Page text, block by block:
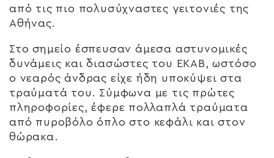
από τις πιο πολυσύχναστες γειτονιές της
Αθήνας.
Στο σημείο έσπευσαν άμεσα αστυνομικές
δυνάμεις και διασώστες του ΕΚΑΒ, ωστόσο
ο νεαρός άνδρας είχε ήδη υποκύψει στα
τραύματά του. Σύμφωνα με τις πρώτες
πληροφορίες, έφερε πολλαπλά τραύματα
από πυροβόλο όπλο στο κεφάλι και στον
θώρακα.